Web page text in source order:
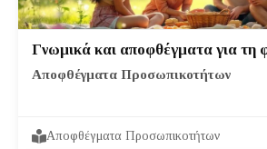
Γνωμικά και αποφθέγματα για τη
Αποφθέγματα Προσωπικοτήτων
Αποφθέγματα Προσωπικοτήτων